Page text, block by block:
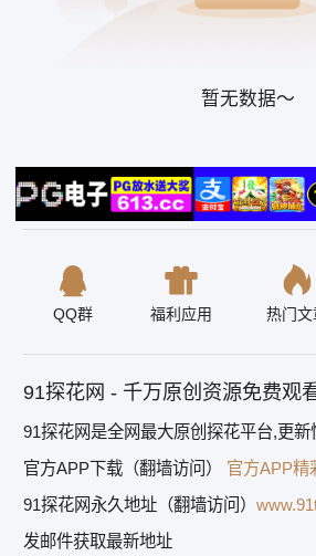
暂无数据～
QQ群 福利应用 热门文
91探花网 - 千万原创资源免费观看
91探花网是全网最大原创探花平台,更新
官方APP下载（翻墙访问）
官方APP精
91探花网永久地址（翻墙访问）
发邮件获取最新地址